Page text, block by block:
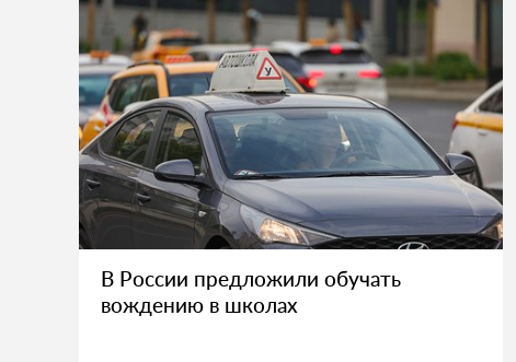
В России предложили обучать
вождению в школах